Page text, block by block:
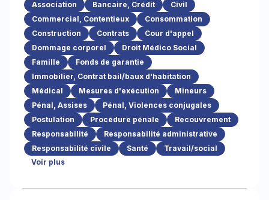
Association Bancaire, Crédit
Civil
Commercial, Contentieux
Consommation
Construction
Contrats
Cour d'appel
Dommage corporel
Droit Médico Social
Famille
Fonds de garantie
Immobilier, Contrat bail/baux d'habitation
Médical
Mesures d'exécution
Mineurs
Pénal, Assises
Pénal, Violences conjugales
Postulation
Procédure pénale
Recouvrement
Responsabilité
Responsabilité administrative
Responsabilité civile
Santé
Travail/social
Voir plus